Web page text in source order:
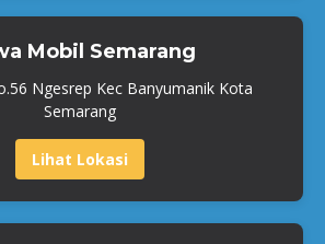
Mobil Semarang
Ngesrep Kec Banyumanik Kota
Semarang
Lihat Lokasi